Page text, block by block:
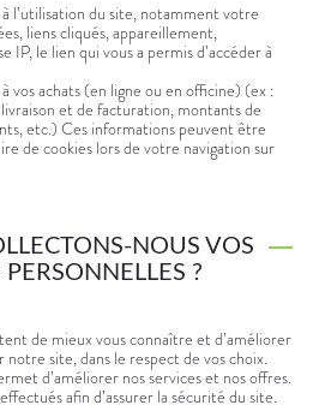
l’utilisation du site, notamment votre
liens cliqués, appareillement,
IP, le lien qui vous a permis d’accéder à
vos achats (en ligne ou en officine) (ex :
et de facturation, montants de
etc.) Ces informations peuvent être
de cookies lors de votre navigation sur
NOUS VOS
?
de mieux vous connaître et d’améliorer
site, dans le respect de vos choix.
d’améliorer nos services et nos offres.
afin d’assurer la sécurité du site.